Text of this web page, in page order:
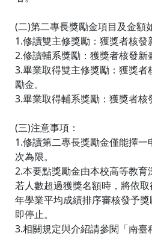
(二)第二專長獎勵金項目及金額
1.修讀雙主修獎勵：獲獎者核發
2.修讀輔系獎勵：獲獎者核發新
3.畢業取得雙主修獎勵：獲獎
勵金。
3.畢業取得輔系獎勵：獲獎者核
(三)注意事項：
1.修讀第二專長獎勵金僅能擇
次為限。
2.本要點獎勵金由本校高等教育
若人數超過獲獎名額時，將依
年學業平均成績排序審核發予
即停止。
3.相關規定與介紹請參閱「南